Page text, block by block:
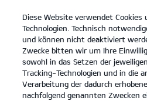
open
menu
FULL SERVICE LEASING
Diese Website verwendet Cookies
Technologien. Technisch
und können nicht deaktiviert
Zwecke bitten wir um Ihre
sowohl in das Setzen der
Tracking-Technologien und in die
Verarbeitung der dadurch
nachfolgend genannten Zwecken